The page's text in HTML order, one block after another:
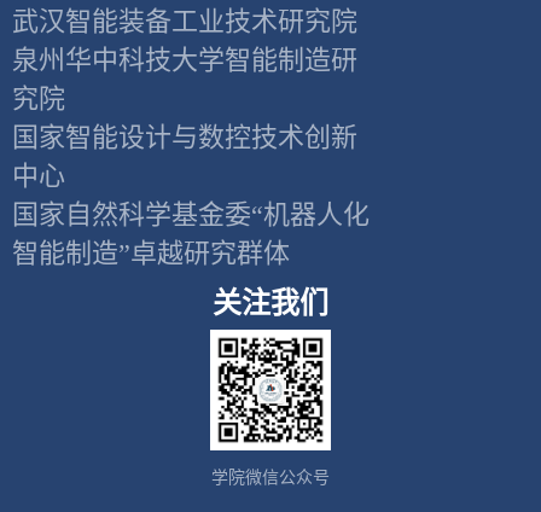
武汉智能装备工业技术研究院
泉州华中科技大学智能制造研
究院
国家智能设计与数控技术创新
中心
国家自然科学基金委“机器人化
智能制造”卓越研究群体
关注我们
学院微信公众号